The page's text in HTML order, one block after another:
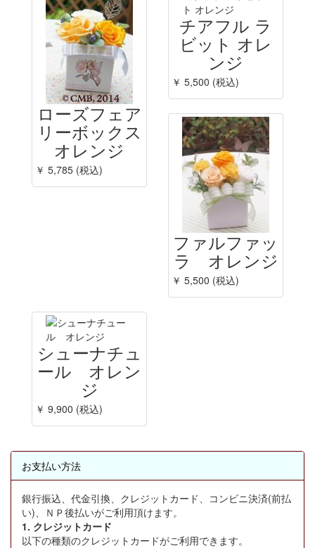
ローズフェア
リーボックス
オレンジ
￥ 5,785 (税込)
チアフル ラ
ビット オレ
ンジ
￥ 5,500 (税込)
ファルファッ
ラ オレンジ
￥ 5,500 (税込)
シューナチュ
ール オレン
ジ
￥ 9,900 (税込)
お支払い方法
銀行振込、代金引換、クレジットカード、コンビニ決済(前払
い)、ＮＰ後払いがご利用頂けます。
1. クレジットカード
以下の種類のクレジットカードがご利用できます。